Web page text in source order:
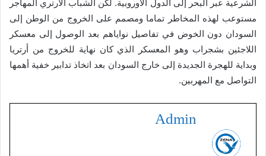
الشرعية عبر البحر إلى الدول الأوروبية. لكن الشباب الأرتري المهاجر
مستوعب لهذه المخاطر تماما ومصمم على الخروج من الوطن إلى
السودان دون الخوض في تفاصيل نواياهم بعد الوصول إلى معسكر
اللاجئين بشجراب وهو المعسكر الذي كان نهاية للخروج من أرتريا
وبداية للهجرة الجديدة إلى خارج السودان بعد اتخاذ تدابير خفية أهمها
التواصل مع المهربين.
Admin